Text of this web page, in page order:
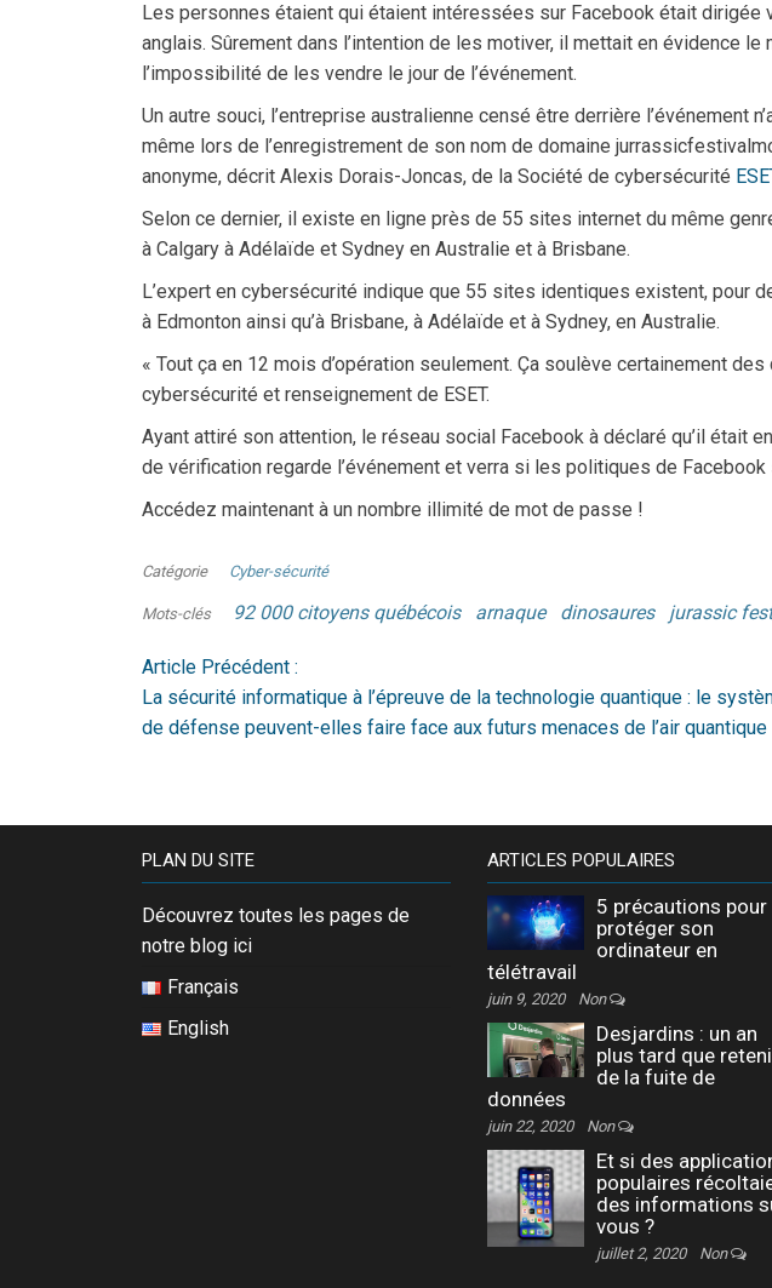
Les personnes étaient qui étaient intéressées sur Facebook était dirigée
anglais. Sûrement dans l’intention de les motiver, il mettait en évidence
l’impossibilité de les vendre le jour de l’événement.
Un autre souci, l’entreprise australienne censé être derrière l’événement
même lors de l’enregistrement de son nom de domaine
anonyme, décrit Alexis Dorais-Joncas, de la Société de cybersécurité
Selon ce dernier, il existe en ligne près de 55 sites internet du même
à Calgary à Adélaïde et Sydney en Australie et à Brisbane.
L’expert en cybersécurité indique que 55 sites identiques existent, pour
à Edmonton ainsi qu’à Brisbane, à Adélaïde et à Sydney, en Australie.
« Tout ça en 12 mois d’opération seulement. Ça soulève certainement
cybersécurité et renseignement de ESET.
Ayant attiré son attention, le réseau social Facebook à déclaré qu’il était
de vérification regarde l’événement et verra si les politiques de
Accédez maintenant à un nombre illimité de mot de passe !
Catégorie Cyber-sécurité
Mots-clés 92 000 citoyens québécois arnaque dinosaures jurassic fest
Article Précédent :
La sécurité informatique à l’épreuve de la technologie quantique : le
de défense peuvent-elles faire face aux futurs menaces de l’air quantique
PLAN DU SITE
Découvrez toutes les pages de
notre blog ici
Français
English
ARTICLES POPULAIRES
5 précautions pour
protéger son
ordinateur en
télétravail
juin 9, 2020 Non
Desjardins : un an
plus tard que
de la fuite de
données
juin 22, 2020 Non
Et si des
populaires
des informations
vous ?
juillet 2, 2020 Non